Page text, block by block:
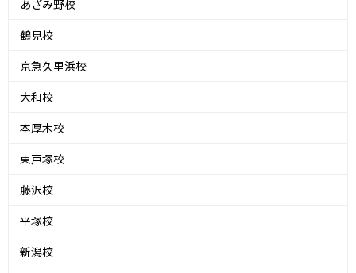
あざみ野校
鶴見校
京急久里浜校
大和校
本厚木校
東戸塚校
藤沢校
平塚校
新潟校